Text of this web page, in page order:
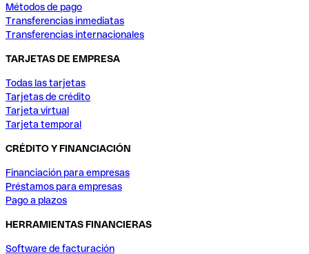
Métodos de pago
Transferencias inmediatas
Transferencias internacionales
TARJETAS DE EMPRESA
Todas las tarjetas
Tarjetas de crédito
Tarjeta virtual
Tarjeta temporal
CRÉDITO Y FINANCIACIÓN
Financiación para empresas
Préstamos para empresas
Pago a plazos
HERRAMIENTAS FINANCIERAS
Software de facturación